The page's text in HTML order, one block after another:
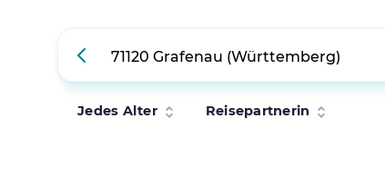
Jedes Alter Reisepartnerin